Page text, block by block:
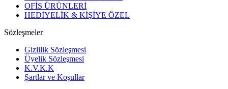
OFİS ÜRÜNLERİ
HEDİYELİK & KİŞİYE ÖZEL
Sözleşmeler
Gizlilik Sözleşmesi
Üyelik Sözleşmesi
K.V.K.K
Şartlar ve Koşullar